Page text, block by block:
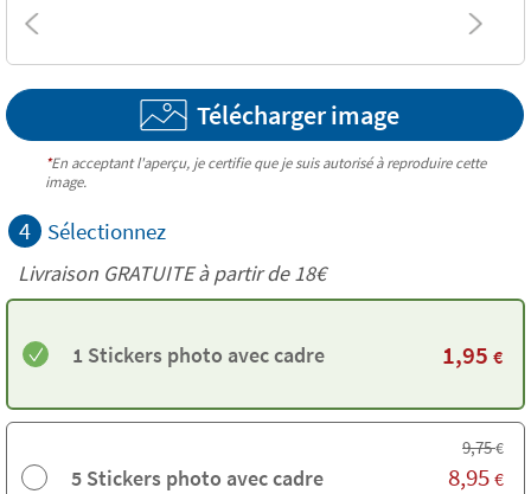
Textures
Télécharger image
*En acceptant l'aperçu, je certifie que je suis autorisé à reproduire cette
image.
4 Sélectionnez
Livraison GRATUITE à partir de18€
1 Stickers photo avec cadre 1,95 €
5 Stickers photo avec cadre
9,75€
8,95 €